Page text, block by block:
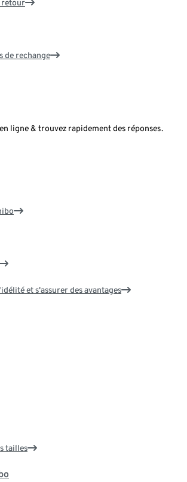
retour
de rechange
ligne & trouvez rapidement des réponses.
et s'assurer des avantages
tailles